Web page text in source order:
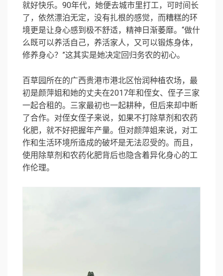
就好快乐。90年代，她便去城市里打工，可时间长
了，依然漂泊无定，没有扎根的感觉，而糟糕的环
境更是让身心感到极不舒适，精神日渐萎靡。“做什
么既可以养活自己，养活家人，又可以锻炼身体，
修养身心？”这其实是她决定回归务农的初心。
百草园所在的广西贵港市港北区怡润种植农场，最
初是颜萍姐和她的丈夫在2017年和侄女、侄子三家
一起合租的。三家最初也一起耕种，但后来却中断
了合作。对侄女侄子来说，如果不打除草剂和农药
化肥，就不好把握年产量。但对颜萍姐来说，对工
作和生活环境所造成的破坏是无法忍受的。而且，
使用除草剂和农药化肥背后也隐含着异化身心的工
作伦理。